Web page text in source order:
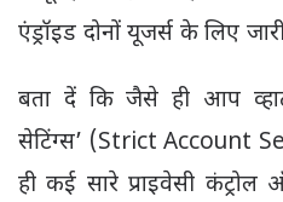
एंड्रॉइड दोनों यूजर्स के लिए
बता दें कि जैसे ही आप
सेटिंग्स’ (Strict Account
ही कई सारे प्राइवेसी